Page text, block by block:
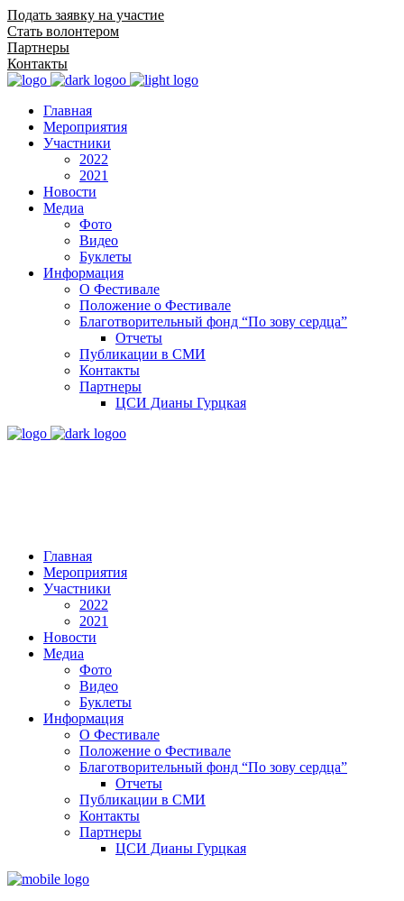
Подать заявку на участие
Стать волонтером
Партнеры
Контакты
Главная
Мероприятия
Участники
2022
2021
Новости
Медиа
Фото
Видео
Буклеты
Информация
О Фестивале
Положение о Фестивале
Благотворительный фонд “По зову сердца”
Отчеты
Публикации в СМИ
Контакты
Партнеры
ЦСИ Дианы Гурцкая
Главная
Мероприятия
Участники
2022
2021
Новости
Медиа
Фото
Видео
Буклеты
Информация
О Фестивале
Положение о Фестивале
Благотворительный фонд “По зову сердца”
Отчеты
Публикации в СМИ
Контакты
Партнеры
ЦСИ Дианы Гурцкая